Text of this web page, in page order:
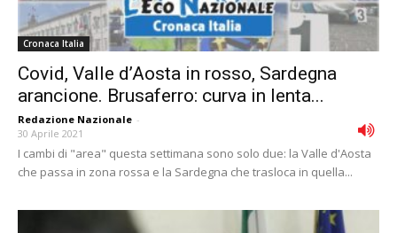
Cronaca Italia
Covid, Valle d’Aosta in rosso, Sardegna
arancione. Brusaferro: curva in lenta...
Redazione Nazionale -
30 Aprile 2021
I cambi di "area" questa settimana sono solo due: la Valle d'Aosta
che passa in zona rossa e la Sardegna che trasloca in quella...